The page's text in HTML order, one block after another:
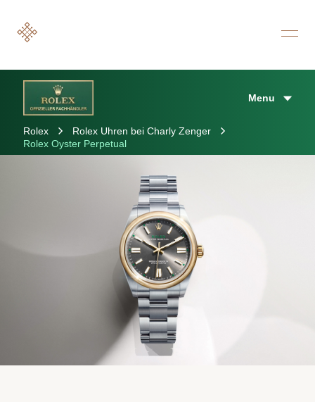
Menu
Rolex
Rolex Uhren bei Charly Zenger
Rolex Oyster Perpetual